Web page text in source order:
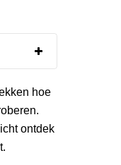
hoe
ontdek